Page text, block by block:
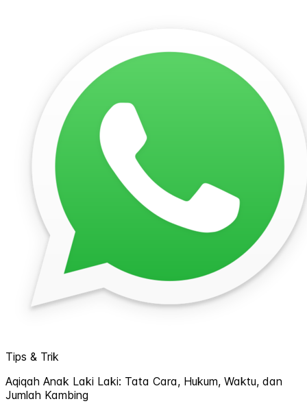
Tips & Trik
Aqiqah Anak Laki Laki: Tata Cara, Hukum, Waktu, dan
Jumlah Kambing